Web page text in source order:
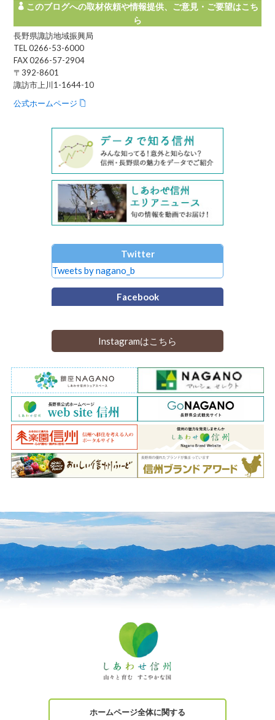
このブログへの取材依頼や情報提供、ご意見・ご要望はこち
ら
長野県諏訪地域振興局
TEL 0266-53-6000
FAX 0266-57-2904
〒392-8601
諏訪市上川1-1644-10
公式ホームページ
Twitter
Tweets by nagano_b
Facebook
Instagramはこちら
ホームページ全体に関する